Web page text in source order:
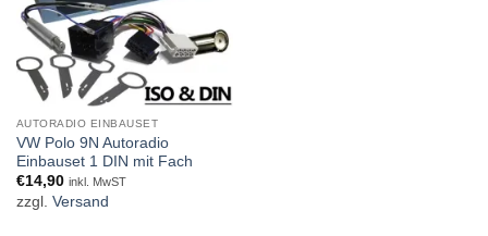
AUTORADIO EINBAUSET
VW Polo 9N Autoradio
Einbauset 1 DIN mit Fach
€14,90 inkl. MwST
zzgl. Versand